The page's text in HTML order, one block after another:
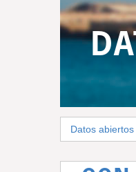
Datos abiertos